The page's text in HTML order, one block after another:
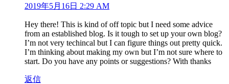
2019年5月16日 2:29 AM
Hey there! This is kind of off topic but I need some advice
from an established blog. Is it tough to set up your own blog?
I’m not very techincal but I can figure things out pretty quick.
I’m thinking about making my own but I’m not sure where to
start. Do you have any points or suggestions? With thanks
返信